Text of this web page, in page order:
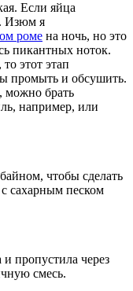
Если яйца
Изюм я
роме на ночь, но это
пикантных ноток.
этот этап
промыть и обсушить.
, можно брать
например, или
чтобы сделать
сахарным песком
пропустила через
смесь.